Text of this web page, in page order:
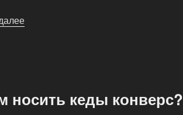
ног!»
носить кеды конверс?